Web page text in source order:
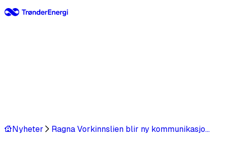
Nyheter Ragna Vorkinnslien blir ny kommunikasjonssjef i Aneo